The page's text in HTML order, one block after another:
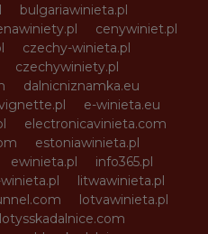
bulgariawinieta.pl
cenywiniet.pl
czechy-winieta.pl
czechywiniety.pl
dalnicniznamka.eu
e-winieta.eu
electronicavinieta.com
estoniawinieta.pl
ewinieta.pl
info365.pl
litwawinieta.pl
lotvawinieta.pl
lotysskadalnice.com